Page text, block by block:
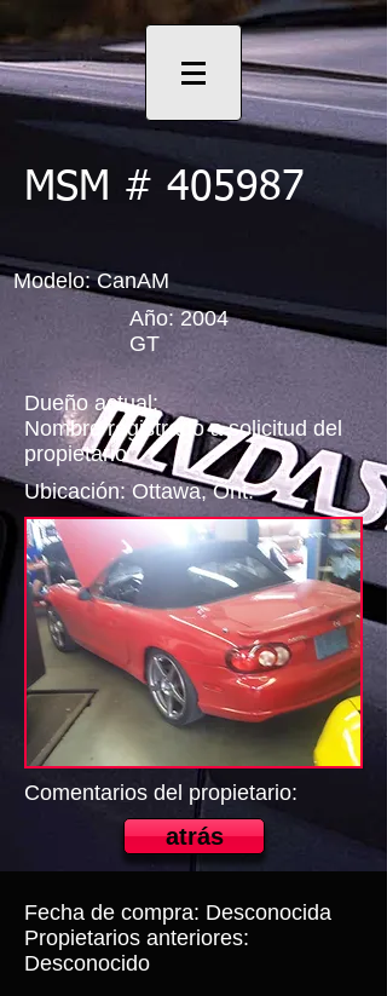
MSM # 405987
Modelo: CanAM
Año: 2004
GT
Dueño actual:
Nombre registrado a solicitud del
propietario
Ubicación: Ottawa, Ont.
Comentarios del propietario:
atrás
Fecha de compra: Desconocida
Propietarios anteriores:
Desconocido